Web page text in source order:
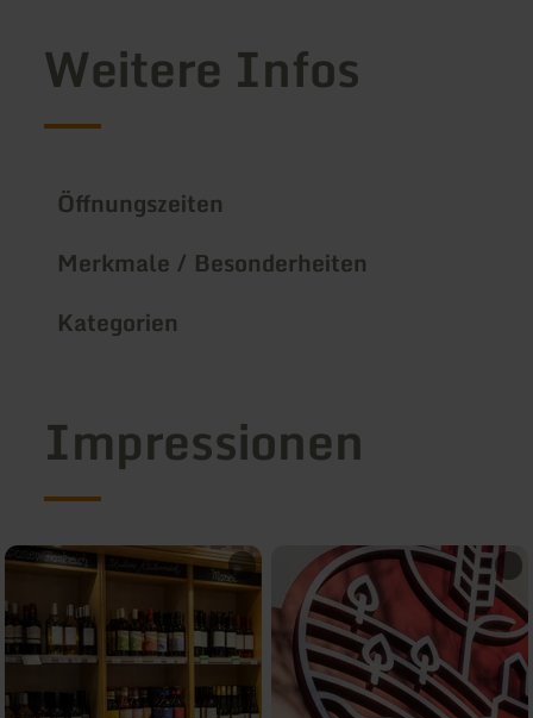
Weitere Infos
Öffnungszeiten
Merkmale / Besonderheiten
Kategorien
Impressionen